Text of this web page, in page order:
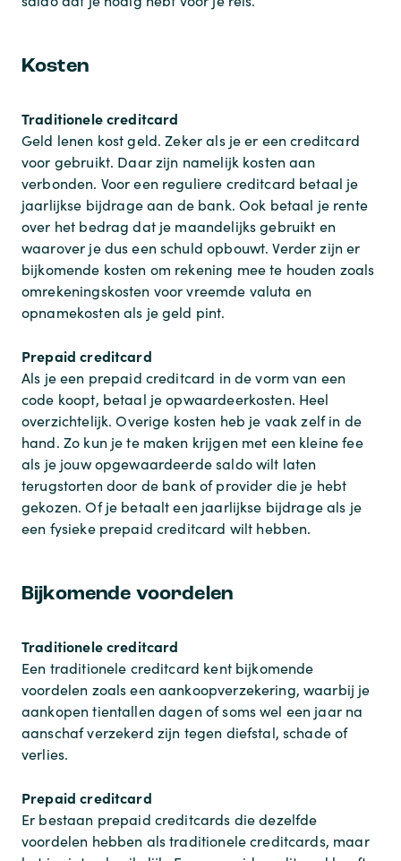
Kosten
Traditionele creditcard
Geld lenen kost geld. Zeker als je er een creditcard
voor gebruikt. Daar zijn namelijk kosten aan
verbonden. Voor een reguliere creditcard betaal je
jaarlijkse bijdrage aan de bank. Ook betaal je rente
over het bedrag dat je maandelijks gebruikt en
waarover je dus een schuld opbouwt. Verder zijn er
bijkomende kosten om rekening mee te houden zoals
omrekeningskosten voor vreemde valuta en
opnamekosten als je geld pint.
Prepaid creditcard
Als je een prepaid creditcard in de vorm van een
code koopt, betaal je opwaardeerkosten. Heel
overzichtelijk. Overige kosten heb je vaak zelf in de
hand. Zo kun je te maken krijgen met een kleine fee
als je jouw opgewaardeerde saldo wilt laten
terugstorten door de bank of provider die je hebt
gekozen. Of je betaalt een jaarlijkse bijdrage als je
een fysieke prepaid creditcard wilt hebben.
Bijkomende voordelen
Traditionele creditcard
Een traditionele creditcard kent bijkomende
voordelen zoals een aankoopverzekering, waarbij je
aankopen tientallen dagen of soms wel een jaar na
aanschaf verzekerd zijn tegen diefstal, schade of
verlies.
Prepaid creditcard
Er bestaan prepaid creditcards die dezelfde
voordelen hebben als traditionele creditcards, maar